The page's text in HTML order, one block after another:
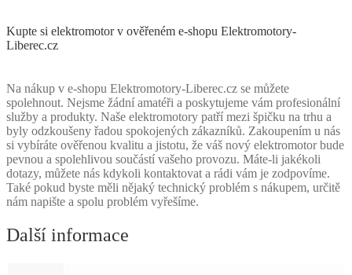
Kupte si elektromotor v ověřeném e-shopu Elektromotory-
Liberec.cz
Na nákup v e-shopu Elektromotory-Liberec.cz se můžete
spolehnout. Nejsme žádní amatéři a poskytujeme vám profesionální
služby a produkty. Naše elektromotory patří mezi špičku na trhu a
byly odzkoušeny řadou spokojených zákazníků. Zakoupením u nás
si vybíráte ověřenou kvalitu a jistotu, že váš nový elektromotor bude
pevnou a spolehlivou součástí vašeho provozu. Máte-li jakékoli
dotazy, můžete nás kdykoli kontaktovat a rádi vám je zodpovíme.
Také pokud byste měli nějaký technický problém s nákupem, určitě
nám napište a spolu problém vyřešíme.
Další informace